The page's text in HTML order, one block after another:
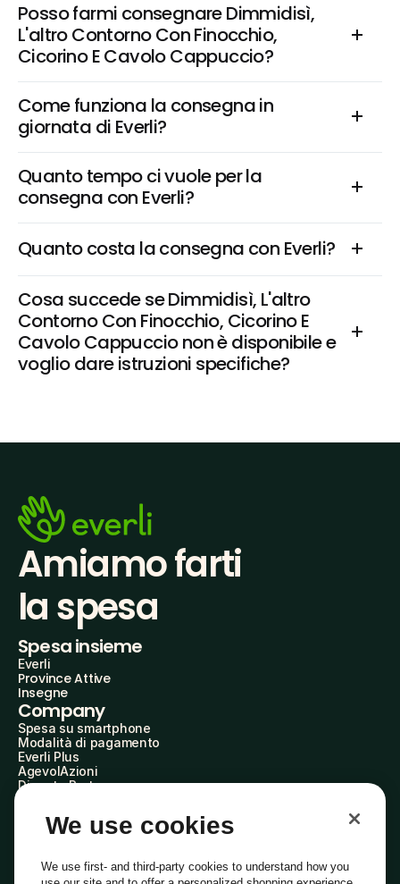
Posso farmi consegnare Dimmidisì,
L'altro Contorno Con Finocchio,
Cicorino E Cavolo Cappuccio?
Come funziona la consegna in
giornata di Everli?
Quanto tempo ci vuole per la
consegna con Everli?
Quanto costa la consegna con Everli?
Cosa succede se Dimmidisì, L'altro
Contorno Con Finocchio, Cicorino E
Cavolo Cappuccio non è disponibile e
voglio dare istruzioni specifiche?
Amiamo farti
la spesa
Spesa insieme
Everli
Province Attive
Insegne
Company
Spesa su smartphone
Modalità di pagamento
Everli Plus
AgevolAzioni
Diventa Partner
Everli Shoppers
About Us
Everli News
Domande frequenti
We use cookies
We use first- and third-party cookies to understand how you